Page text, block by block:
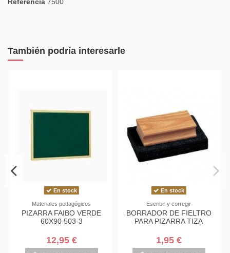
También podría interesarle
En stock
Materiales pedagógicos
PIZARRA FAIBO VERDE
60X90 503-3
12,95 €
En stock
Escribir y corregir
BORRADOR DE FIELTRO
PARA PIZARRA TIZA
1,95 €